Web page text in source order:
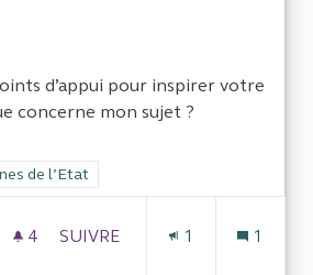
d’appui pour inspirer votre
concerne mon sujet ?
de la catégorie : Missions régaliennes de
de l’Etat
4 4 ABONNÉS
SUIVRE
1 1